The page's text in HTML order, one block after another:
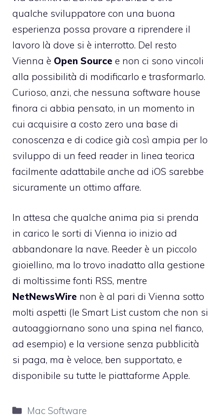
qualche sviluppatore con una buona
esperienza possa provare a riprendere il
lavoro là dove si è interrotto. Del resto
Vienna è Open Source e non ci sono vincoli
alla possibilità di modificarlo e trasformarlo.
Curioso, anzi, che nessuna software house
finora ci abbia pensato, in un momento in
cui acquisire a costo zero una base di
conoscenza e di codice già così ampia per lo
sviluppo di un feed reader in linea teorica
facilmente adattabile anche ad iOS sarebbe
sicuramente un ottimo affare.
In attesa che qualche anima pia si prenda
in carico le sorti di Vienna io inizio ad
abbandonare la nave. Reeder è un piccolo
gioiellino, ma lo trovo inadatto alla gestione
di moltissime fonti RSS, mentre
NetNewsWire non è al pari di Vienna sotto
molti aspetti (le Smart List custom che non si
autoaggiornano sono una spina nel fianco,
ad esempio) e la versione senza pubblicità
si paga, ma è veloce, ben supportato, e
disponibile su tutte le piattaforme Apple.
Categorie
Mac Software